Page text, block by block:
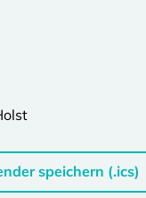
speichern (.ics)